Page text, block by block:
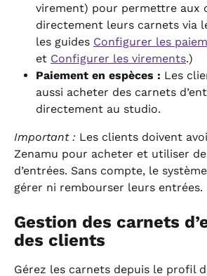
virement) pour permettre aux
directement leurs carnets via
les guides Configurer les
et Configurer les virements.)
Paiement en espèces : Les
aussi acheter des carnets
directement au studio.
Important : Les clients doivent
Zenamu pour acheter et utiliser
d’entrées. Sans compte, le
gérer ni rembourser leurs entrées.
Gestion des carnets
des clients
Gérez les carnets depuis le profil